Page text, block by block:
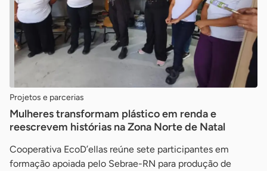
Projetos e parcerias
Mulheres transformam plástico em renda e
reescrevem histórias na Zona Norte de Natal
Cooperativa EcoD’ellas reúne sete participantes em
formação apoiada pelo Sebrae-RN para produção de